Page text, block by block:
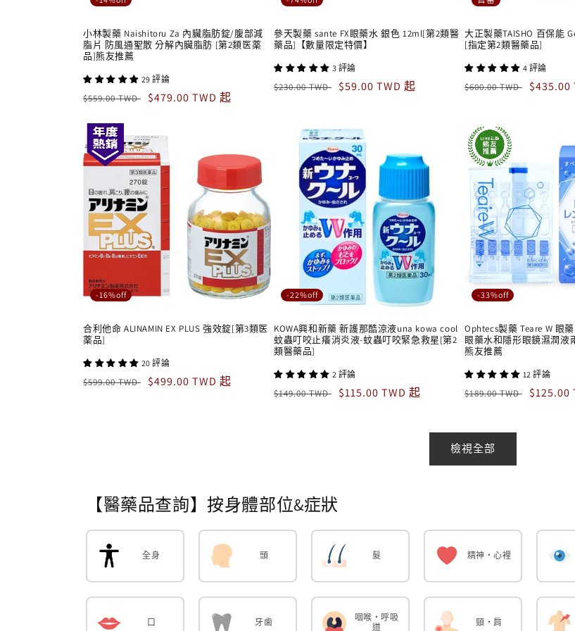
小林製藥 Naishitoru Za 內臟脂肪錠/腹部減
脂片 防風通聖散 分解內臟脂肪 [第2類医薬
品]熊友推薦
29 評論
定
$559.00 TWD
售
$479.00 TWD 起
參天製藥 sante FX眼藥水 銀色 12ml[第2類醫
藥品]【數量限定特價】
3 評論
定
$230.00 TWD
售
$59.00 TWD 起
大正製藥TAISHO 百保能
[指定第2類醫藥品]
4 評論
定
$600.00 TWD
售
$435.00
-16%off
合利他命 ALINAMIN EX PLUS 強效錠[第3類医
薬品]
20 評論
定
$599.00 TWD
售
$499.00 TWD 起
-22%off
KOWA興和新藥 新護那酷涼液una kowa cool
蚊蟲叮咬止癢消炎液-蚊蟲叮咬緊急救星[第2
類醫藥品]
2 評論
定
$149.00 TWD
售
$115.00 TWD 起
-33%off
Ophtecs製藥 Teare W 眼
眼藥水和隱形眼鏡濕潤液
熊友推薦
12 評論
定
$189.00 TWD
售
$125.00
檢視全部
【醫藥品查詢】按身體部位&症狀
全身 頭 髮 精神・心裡
口 牙歯
咽喉・呼吸
道
頸・肩